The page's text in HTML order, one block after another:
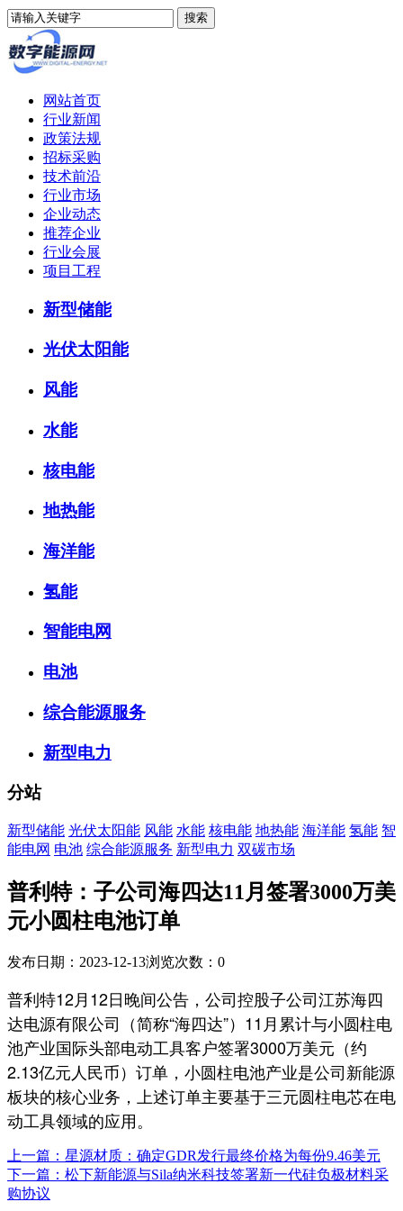
网站首页
行业新闻
政策法规
招标采购
技术前沿
行业市场
企业动态
推荐企业
行业会展
项目工程
新型储能
光伏太阳能
风能
水能
核电能
地热能
海洋能
氢能
智能电网
电池
综合能源服务
新型电力
分站
新型储能 光伏太阳能 风能 水能 核电能 地热能 海洋能 氢能 智
能电网 电池 综合能源服务 新型电力 双碳市场
普利特：子公司海四达11月签署3000万美
元小圆柱电池订单
发布日期：2023-12-13浏览次数： 0
普利特12月12日晚间公告，公司控股子公司江苏海四
达电源有限公司（简称“海四达”）11月累计与小圆柱电
池产业国际头部电动工具客户签署3000万美元（约
2.13亿元人民币）订单，小圆柱电池产业是公司新能源
板块的核心业务，上述订单主要基于三元圆柱电芯在电
动工具领域的应用。
上一篇：星源材质：确定GDR发行最终价格为每份9.46美元
下一篇：松下新能源与Sila纳米科技签署新一代硅负极材料采
购协议